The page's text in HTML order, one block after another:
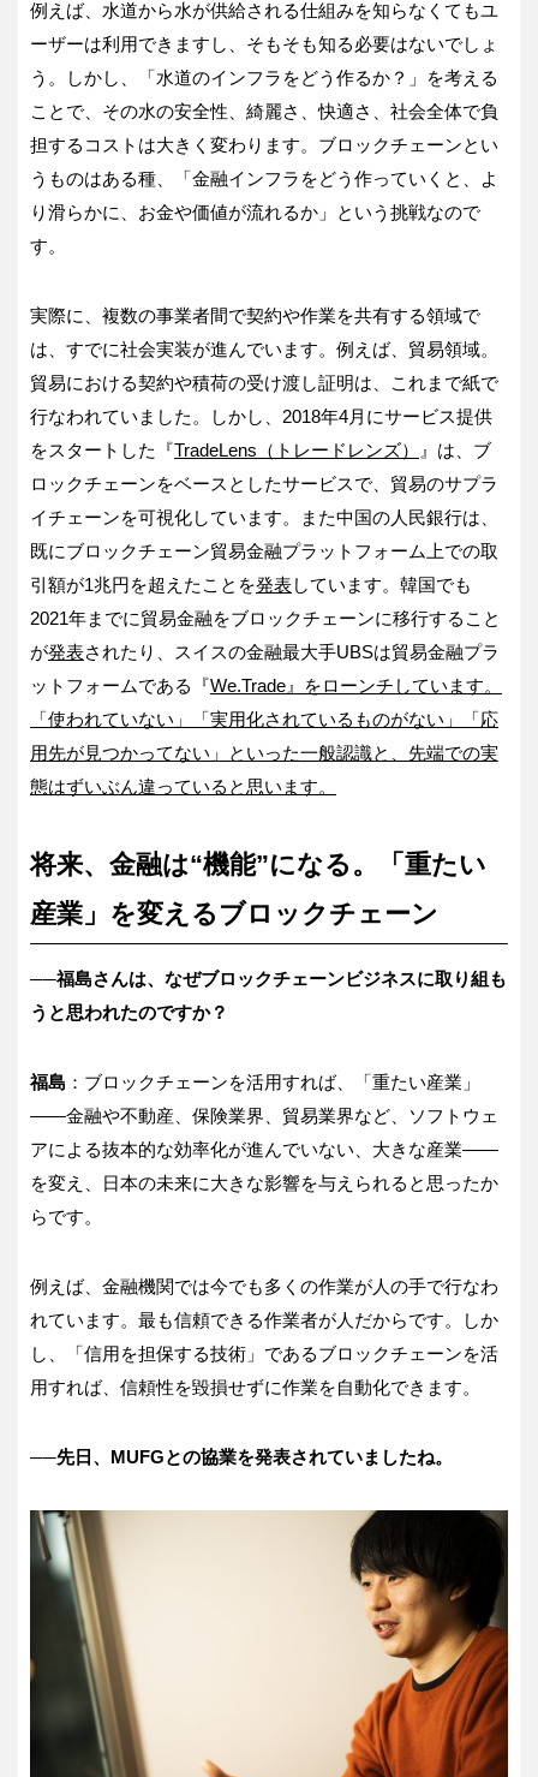
例えば、水道から水が供給される仕組みを知らなくてもユ
ーザーは利用できますし、そもそも知る必要はないでしょ
う。しかし、「水道のインフラをどう作るか？」を考える
ことで、その水の安全性、綺麗さ、快適さ、社会全体で負
担するコストは大きく変わります。ブロックチェーンとい
うものはある種、「金融インフラをどう作っていくと、よ
り滑らかに、お金や価値が流れるか」という挑戦なので
す。
実際に、複数の事業者間で契約や作業を共有する領域で
は、すでに社会実装が進んでいます。例えば、貿易領域。
貿易における契約や積荷の受け渡し証明は、これまで紙で
行なわれていました。しかし、2018年4月にサービス提供
をスタートした『TradeLens（トレードレンズ）
』は、ブ
ロックチェーンをベースとしたサービスで、貿易のサプラ
イチェーンを可視化しています。また中国の人民銀行は、
既にブロックチェーン貿易金融プラットフォーム上での取
引額が1兆円を超えたことを発表しています。韓国でも
2021年までに貿易金融をブロックチェーンに移行すること
が発表されたり、スイスの金融最大手UBSは貿易金融プラ
ットフォームである『We.Trade』
をローンチしています。
「使われていない 」「実用化されているものがない 」「応
用先が見つかってない 」 といった一般認識と、先端での実
態はずいぶん違っていると思い ます。
将来、金融は“機能”になる。「重たい
産業」を変えるブロックチェーン
──福島さんは、なぜブロックチェーンビジネスに取り組も
うと思われたのですか？
福島 ：ブロックチェーンを活用すれば、「重たい産業」
――金融や不動産、保険業界、貿易業界など、ソフトウェ
アによる抜本的な効率化が進んでいない、大きな産業――
を変え、日本の未来に大きな影響を与えられると思ったか
らです。
例えば、金融機関では今でも多くの作業が人の手で行なわ
れています。最も信頼できる作業者が人だからです。しか
し、「信用を担保する技術」であるブロックチェーンを活
用すれば、信頼性を毀損せずに作業を自動化できます。
──先日、MUFGとの協業を発表されていましたね。